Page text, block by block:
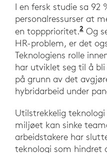
I en fersk studie sa 92
personalressurser at
en toppprioritet.2 Og
HR-problem, er det
Teknologiens rolle
har utviklet seg til å
på grunn av det
hybridarbeid under
Utilstrekkelig
miljøet kan sinke
arbeidstakere har
teknologi som hindret